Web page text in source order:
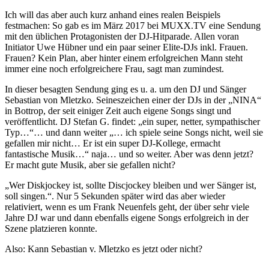
Ich will das aber auch kurz anhand eines realen Beispiels
festmachen: So gab es im März 2017 bei MUXX.TV eine Sendung
mit den üblichen Protagonisten der DJ-Hitparade. Allen voran
Initiator Uwe Hübner und ein paar seiner Elite-DJs inkl. Frauen.
Frauen? Kein Plan, aber hinter einem erfolgreichen Mann steht
immer eine noch erfolgreichere Frau, sagt man zumindest.
In dieser besagten Sendung ging es u. a. um den DJ und Sänger
Sebastian von Mletzko. Seineszeichen einer der DJs in der „NINA“
in Bottrop, der seit einiger Zeit auch eigene Songs singt und
veröffentlicht. DJ Stefan G. findet: „ein super, netter, sympathischer
Typ…“… und dann weiter „… ich spiele seine Songs nicht, weil sie
gefallen mir nicht… Er ist ein super DJ-Kollege, ermacht
fantastische Musik…“ naja… und so weiter. Aber was denn jetzt?
Er macht gute Musik, aber sie gefallen nicht?
„Wer Diskjockey ist, sollte Discjockey bleiben und wer Sänger ist,
soll singen.“. Nur 5 Sekunden später wird das aber wieder
relativiert, wenn es um Frank Neuenfels geht, der über sehr viele
Jahre DJ war und dann ebenfalls eigene Songs erfolgreich in der
Szene platzieren konnte.
Also: Kann Sebastian v. Mletzko es jetzt oder nicht?